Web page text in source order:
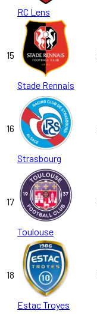
RC Lens
15
Stade Rennais
16
Strasbourg
17
Toulouse
18
Estac Troyes